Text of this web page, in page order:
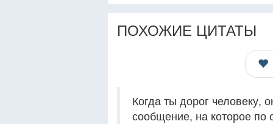
ПОХОЖИЕ ЦИТАТЫ
Когда ты дорог человеку,
сообщение, на которое по